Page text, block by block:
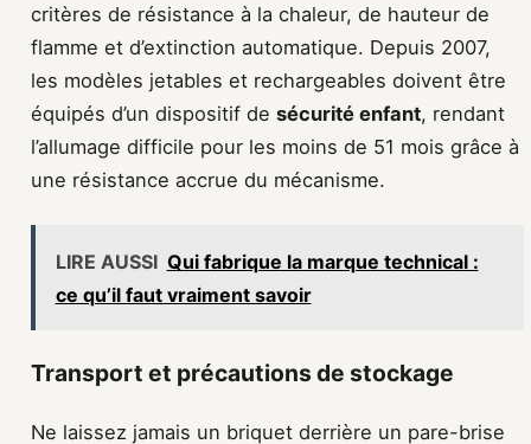
critères de résistance à la chaleur, de hauteur de
flamme et d’extinction automatique. Depuis 2007,
les modèles jetables et rechargeables doivent être
équipés d’un dispositif de sécurité enfant, rendant
l’allumage difficile pour les moins de 51 mois grâce à
une résistance accrue du mécanisme.
LIRE AUSSI Qui fabrique la marque technical :
ce qu’il faut vraiment savoir
Transport et précautions de stockage
Ne laissez jamais un briquet derrière un pare-brise